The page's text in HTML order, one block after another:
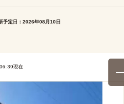
予定日：2026年08月10日
現在